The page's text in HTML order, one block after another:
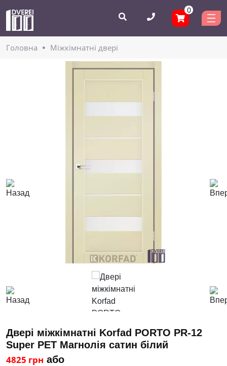
0
Головнa Міжкімнатні двері
Двері міжкімнатні Korfad PORTO PR-12
Super PET Магнолія сатин білий
4825 грн або